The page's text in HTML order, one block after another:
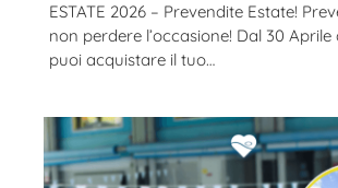
ESTATE 2026 – Prevendite Estate!
non perdere l’occasione! Dal 30 Aprile
puoi acquistare il tuo…